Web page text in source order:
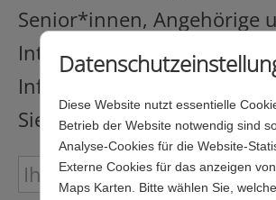
Senior*innen, Angehörige
Interessierte. Wenn Sie
Infobrief erhalten möchten,
Sie sich bitte hier an.
Diese Website nutzt essentielle
Betrieb der Website notwendig sind
Analyse-Cookies für die Website-
Externe Cookies für das anzeigen
Maps Karten. Bitte wählen Sie,